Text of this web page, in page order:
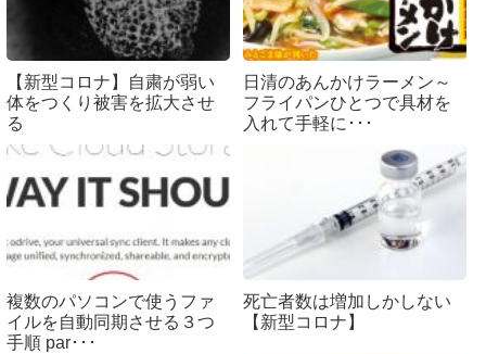
【新型コロナ】自粛が弱い
体をつくり被害を拡大させ
る
日清のあんかけラーメン～
フライパンひとつで具材を
入れて手軽に･･･
複数のパソコンで使うファ
イルを自動同期させる３つ
手順 par･･･
死亡者数は増加しかしない
【新型コロナ】